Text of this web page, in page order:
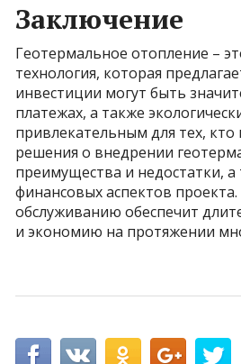
Заключение
Геотермальное отопление –
технология, которая
инвестиции могут быть
платежах, а также
привлекательным для тех,
решения о внедрении
преимущества и недостатки,
финансовых аспектов
обслуживанию обеспечит
и экономию на протяжении